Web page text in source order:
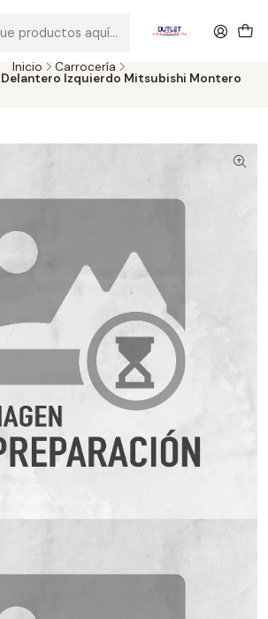
estándares de calidad.
Inicio Carrocería
Izquierdo Mitsubishi Montero